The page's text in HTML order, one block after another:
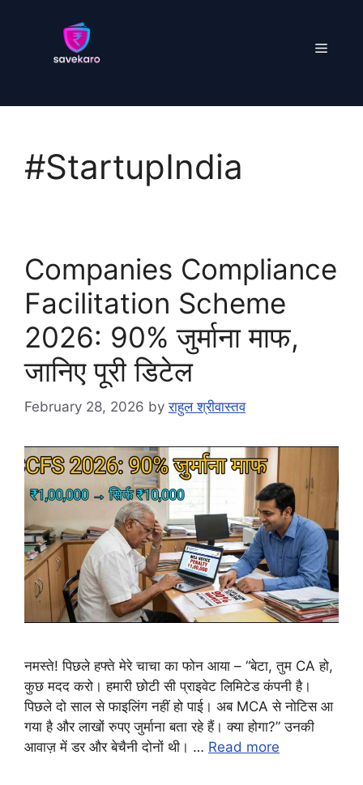
Menu
#StartupIndia
Companies Compliance
Facilitation Scheme
2026: 90% जुर्माना माफ,
जानिए पूरी डिटेल
February 28, 2026 byराहुल श्रीवास्तव
नमस्ते! पिछले हफ्ते मेरे चाचा का फोन आया – “बेटा, तुम CA हो,
कुछ मदद करो। हमारी छोटी सी प्राइवेट लिमिटेड कंपनी है।
पिछले दो साल से फाइलिंग नहीं हो पाई। अब MCA से नोटिस आ
गया है और लाखों रुपए जुर्माना बता रहे हैं। क्या होगा?” उनकी
आवाज़ में डर और बेचैनी दोनों थी। … Read more